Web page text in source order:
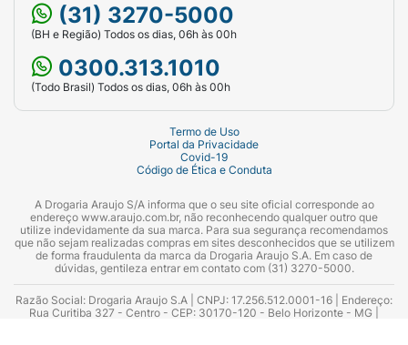
(31) 3270-5000
(BH e Região) Todos os dias, 06h às 00h
0300.313.1010
(Todo Brasil) Todos os dias, 06h às 00h
Termo de Uso
Portal da Privacidade
Covid-19
Código de Ética e Conduta
A Drogaria Araujo S/A informa que o seu site oficial corresponde ao
endereço www.araujo.com.br, não reconhecendo qualquer outro que
utilize indevidamente da sua marca. Para sua segurança recomendamos
que não sejam realizadas compras em sites desconhecidos que se utilizem
de forma fraudulenta da marca da Drogaria Araujo S.A. Em caso de
dúvidas, gentileza entrar em contato com (31) 3270-5000.
Razão Social: Drogaria Araujo S.A | CNPJ: 17.256.512.0001-16 | Endereço:
Rua Curitiba 327 - Centro - CEP: 30170-120 - Belo Horizonte - MG |